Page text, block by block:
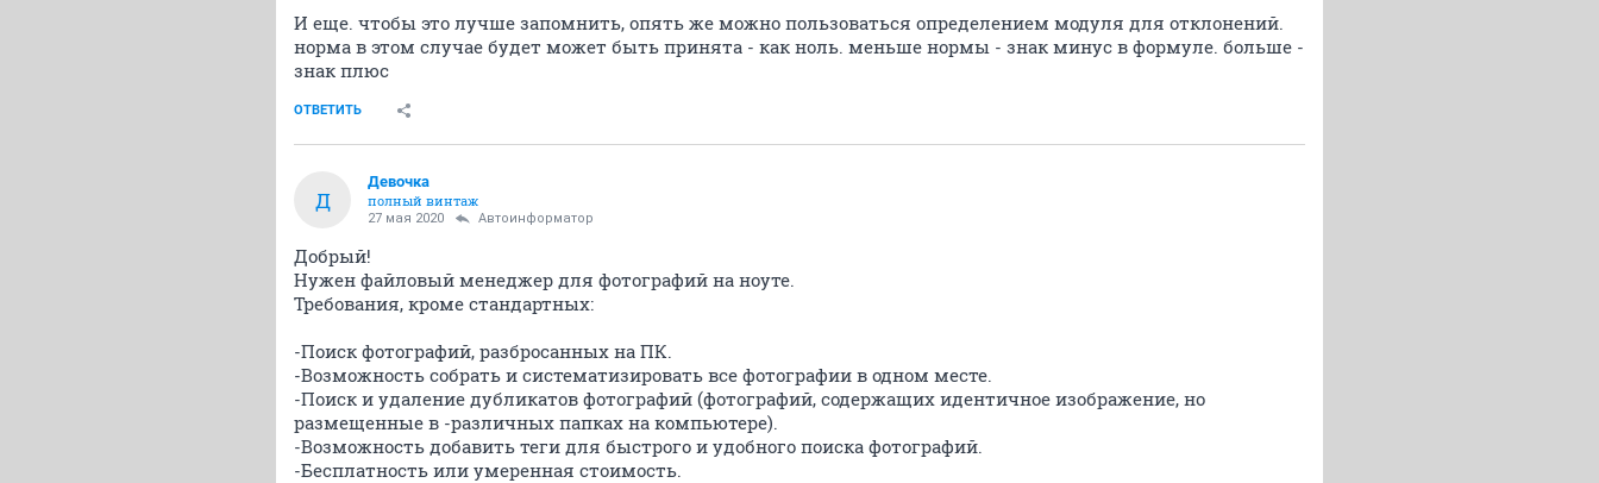
И еще. чтобы это лучше запомнить, опять же можно пользоваться определением модуля для отклонений.
норма в этом случае будет может быть принята - как ноль. меньше нормы - знак минус в формуле. больше -
знак плюс
ОТВЕТИТЬ
Д
Девочка
полный винтаж
27 мая 2020 Автоинформатор
Добрый!
Нужен файловый менеджер для фотографий на ноуте.
Требования, кроме стандартных:
-Поиск фотографий, разбросанных на ПК.
-Возможность собрать и систематизировать все фотографии в одном месте.
-Поиск и удаление дубликатов фотографий (фотографий, содержащих идентичное изображение, но
размещенные в -различных папках на компьютере).
-Возможность добавить теги для быстрого и удобного поиска фотографий.
-Бесплатность или умеренная стоимость.